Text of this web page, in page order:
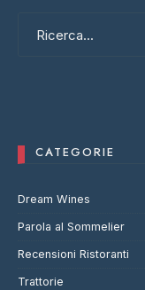
CATEGORIE
Dream Wines
Parola al Sommelier
Recensioni Ristoranti
Trattorie